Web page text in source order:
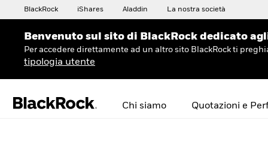
BlackRock iShares Aladdin La nostra società
Benvenuto sul sito di BlackRock dedicato
Per accedere direttamente ad un altro sito BlackRock ti
tipologia utente
Chi siamo Quotazioni e